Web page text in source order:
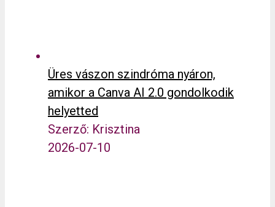
Üres vászon szindróma nyáron,
amikor a Canva AI 2.0 gondolkodik
helyetted
Szerző: Krisztina
2026-07-10